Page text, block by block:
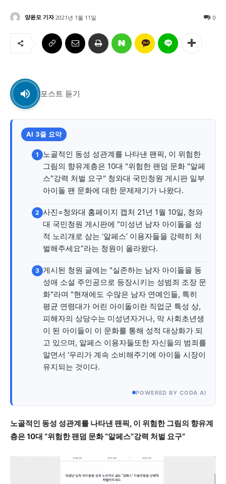
교육일반
교육부
교육청
기획기사
공지사항
양윤모 기자 0
2021년 1월 11일
포스트 듣기
AI 3줄 요약
1
노골적인 동성 성관계를 나타낸 팬픽, 이 위험한
그림의 향유계층은 10대 "위험한 팬덤 문화 "알페
스"강력 처벌 요구" 청와대 국민청원 게시판 일부
아이돌 팬 문화에 대한 문제제기가 나왔다.
2 사진=청와대 홈페이지 캡처 21년 1월 10일, 청와
대 국민청원 게시판에 “미성년 남자 아이돌을 성
적 노리개로 삼는 ‘알페스’ 이용자들을 강력히 처
벌해주세요”라는 청원이 올라왔다.
3 게시된 청원 글에는 "실존하는 남자 아이돌을 동
성애 소설 주인공으로 등장시키는 성범죄 조장 문
화"라며 "현재에도 수많은 남자 연예인들, 특히
평균 연령대가 어린 아이돌이란 직업군 특성 상,
피해자의 상당수는 미성년자거나, 막 사회초년생
이 된 아이들이 이 문화를 통해 성적 대상화가 되
고 있으며, 알페스 이용자들또한 자신들의 범죄를
알면서 '우리가 계속 소비해주기에 아이돌 시장이
유지되는 것이다.
POWERED BY CODA AI
노골적인 동성 성관계를 나타낸 팬픽, 이 위험한 그림의 향유계
층은 10대 “위험한 팬덤 문화 “알페스”강력 처벌 요구”